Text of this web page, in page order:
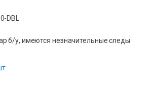
DBL
б/у, имеются незначительные следы